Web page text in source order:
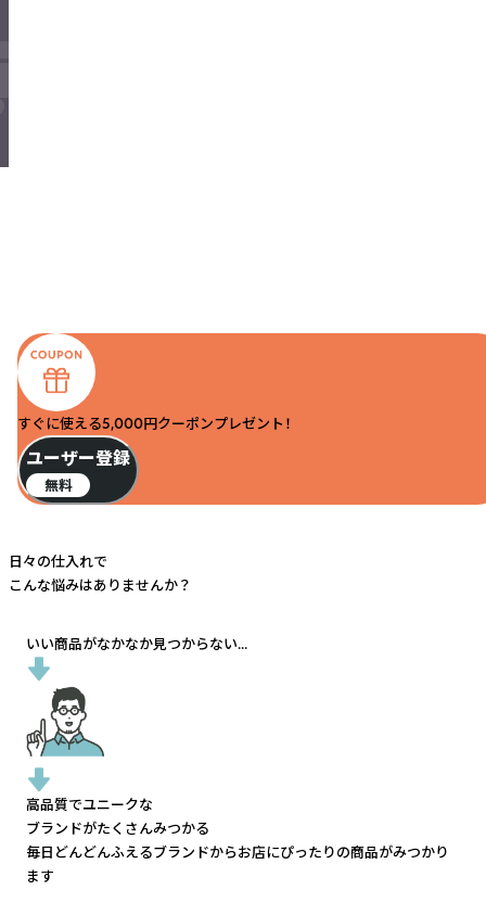
すぐに使える5,000円クーポンプレゼント！
ユーザー登録
無料
日々の仕入れで
こんな悩みはありませんか？
いい商品がなかなか見つからない...
高品質でユニークな
ブランドがたくさんみつかる
毎日どんどんふえるブランドからお店にぴったりの商品がみつかり
ます